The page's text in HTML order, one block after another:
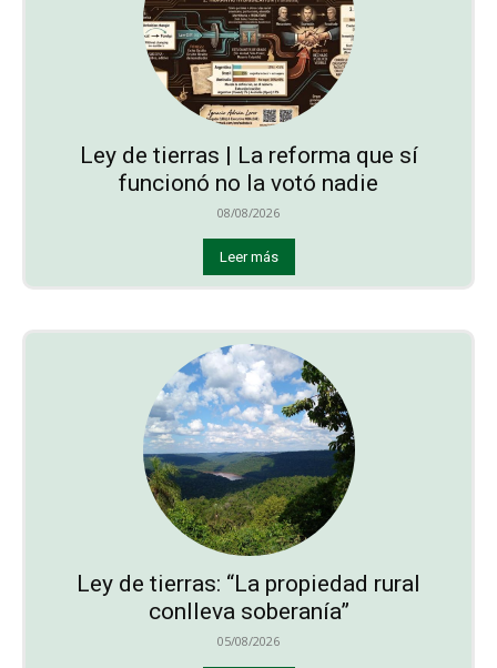
Ley de tierras | La reforma que sí
funcionó no la votó nadie
08/08/2026
Leer más
Ley de tierras: “La propiedad rural
conlleva soberanía”
05/08/2026